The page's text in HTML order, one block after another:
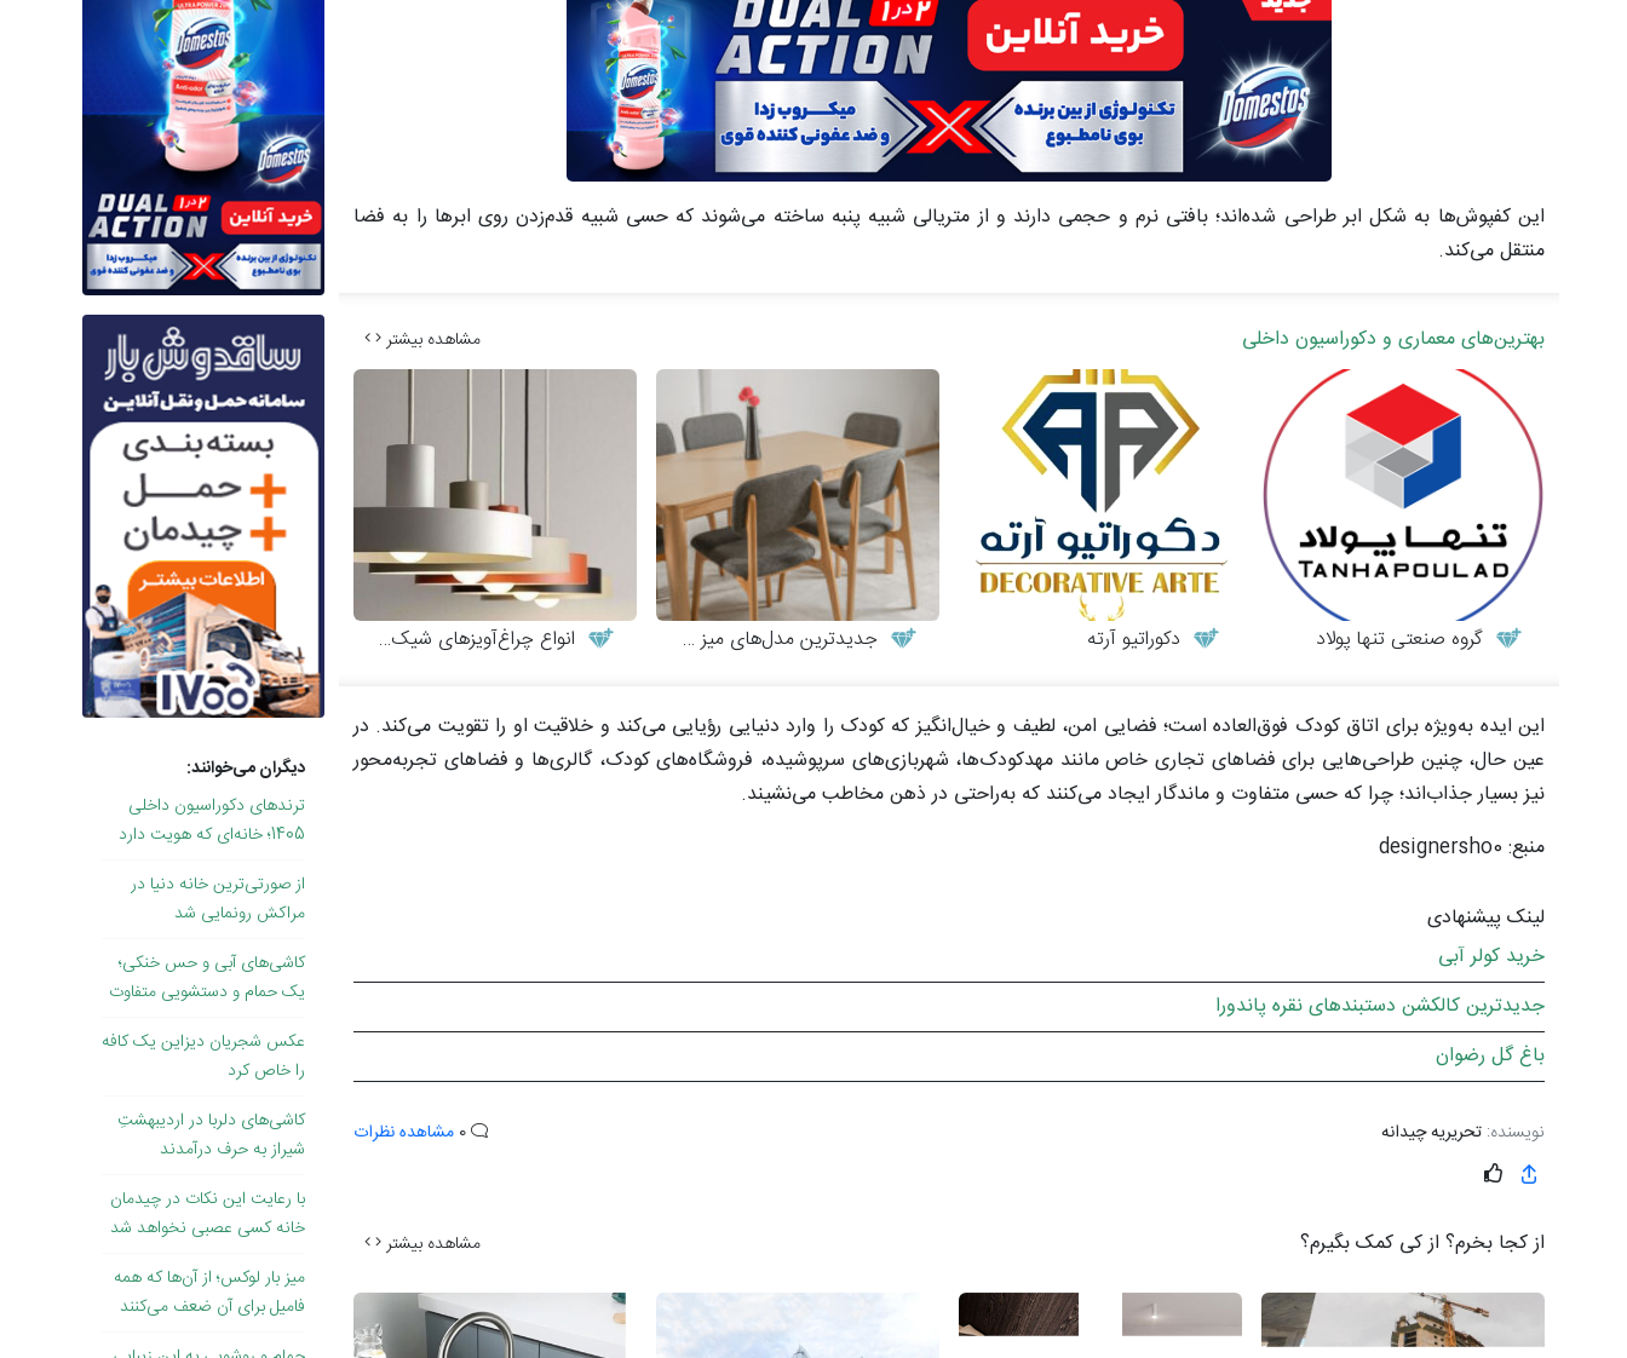
این کفپوش‌ها به شکل ابر طراحی شده‌اند؛ بافتی نرم و حجمی دارند و از متریالی شبیه پنبه ساخته می‌شوند که حسی شبیه قدم‌زدن روی ابرها را به فضا
منتقل می‌کند.
بهترین‌های معماری و دکوراسیون داخلی مشاهده بیشتر
گروه صنعتی تنها پولاد دکوراتیو آرته جدیدترین مدل‌های میز و صندلی چوبی مدرن انواع چراغ‌آویزهای شیک و مدرن
این ایده به‌ویژه برای اتاق کودک فوق‌العاده است؛ فضایی امن، لطیف و خیال‌انگیز که کودک را وارد دنیایی رؤیایی می‌کند و خلاقیت او را تقویت می‌کند. در
عین حال، چنین طراحی‌هایی برای فضاهای تجاری خاص مانند مهدکودک‌ها، شهربازی‌های سرپوشیده، فروشگاه‌های کودک، گالری‌ها و فضاهای تجربه‌محور
نیز بسیار جذاب‌اند؛ چرا که حسی متفاوت و ماندگار ایجاد می‌کنند که به‌راحتی در ذهن مخاطب می‌نشیند.
منبع: designersho0
لینک پیشنهادی
خرید کولر آبی
جدیدترین کالکشن دستبندهای نقره پاندورا
باغ گل رضوان
نویسنده: تحریریه چیدانه مشاهده نظرات
از کجا بخرم؟ از کی کمک بگیرم؟ مشاهده بیشتر
دیگران می‌خوانند:
ترندهای دکوراسیون داخلی
1405؛ خانه‌ای که هویت دارد
از صورتی‌ترین خانه دنیا در
مراکش رونمایی شد
کاشی‌های آبی و حس خنکی؛
یک حمام و دستشویی متفاوت
عکس شجریان دیزاین یک کافه
را خاص کرد
کاشی‌های دلربا در اردیبهشتِ
شیراز به حرف درآمدند
با رعایت این نکات در چیدمان
خانه کسی عصبی نخواهد شد
میز بار لوکس؛ از آن‌ها که همه
فامیل برای آن ضعف می‌کنند